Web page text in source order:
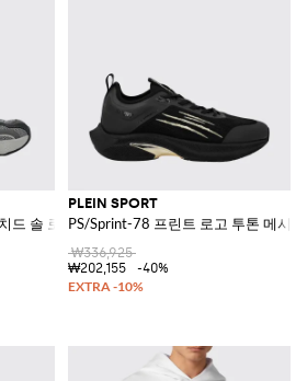
드 솔 로우탑 메쉬 스니커즈
PLEIN SPORT
PS/Sprint-78 프린트 로고 투톤 메시
₩336,925
₩202,155
-40%